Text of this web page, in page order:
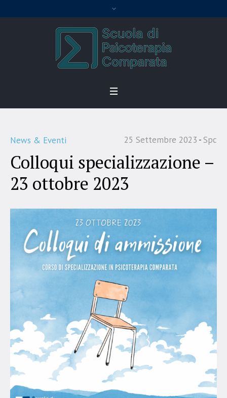
25 Settembre 2023 Spc
News & Eventi
Colloqui specializzazione –
23 ottobre 2023